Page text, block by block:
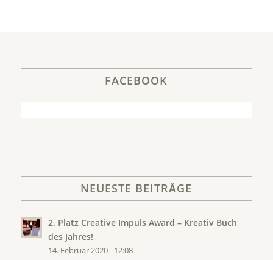
FACEBOOK
NEUESTE BEITRÄGE
2. Platz Creative Impuls Award – Kreativ Buch
des Jahres!
14. Februar 2020 - 12:08